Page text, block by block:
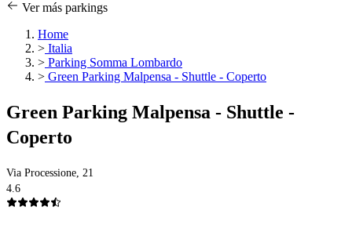
Ver más parkings
Home
> Italia
> Parking Somma Lombardo
> Green Parking Malpensa - Shuttle - Coperto
Green Parking Malpensa - Shuttle -
Coperto
Via Processione, 21
4.6